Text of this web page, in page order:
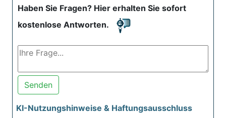
Haben Sie Fragen? Hier erhalten Sie sofort
kostenlose Antworten.
Senden
KI-Nutzungshinweise & Haftungsausschluss